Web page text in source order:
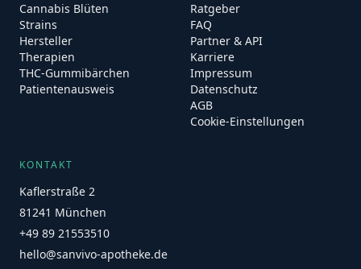
Cannabis Blüten
Strains
Hersteller
Therapien
THC-Gummibärchen
Patientenausweis
Ratgeber
FAQ
Partner & API
Karriere
Impressum
Datenschutz
AGB
Cookie-Einstellungen
KONTAKT
Kaflerstraße 2
81241 München
+49 89 21553510
hello@sanvivo-apotheke.de